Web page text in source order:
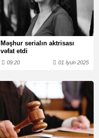
Məşhur serialın aktrisası
vəfat etdi
09:20 01 İyun 2025